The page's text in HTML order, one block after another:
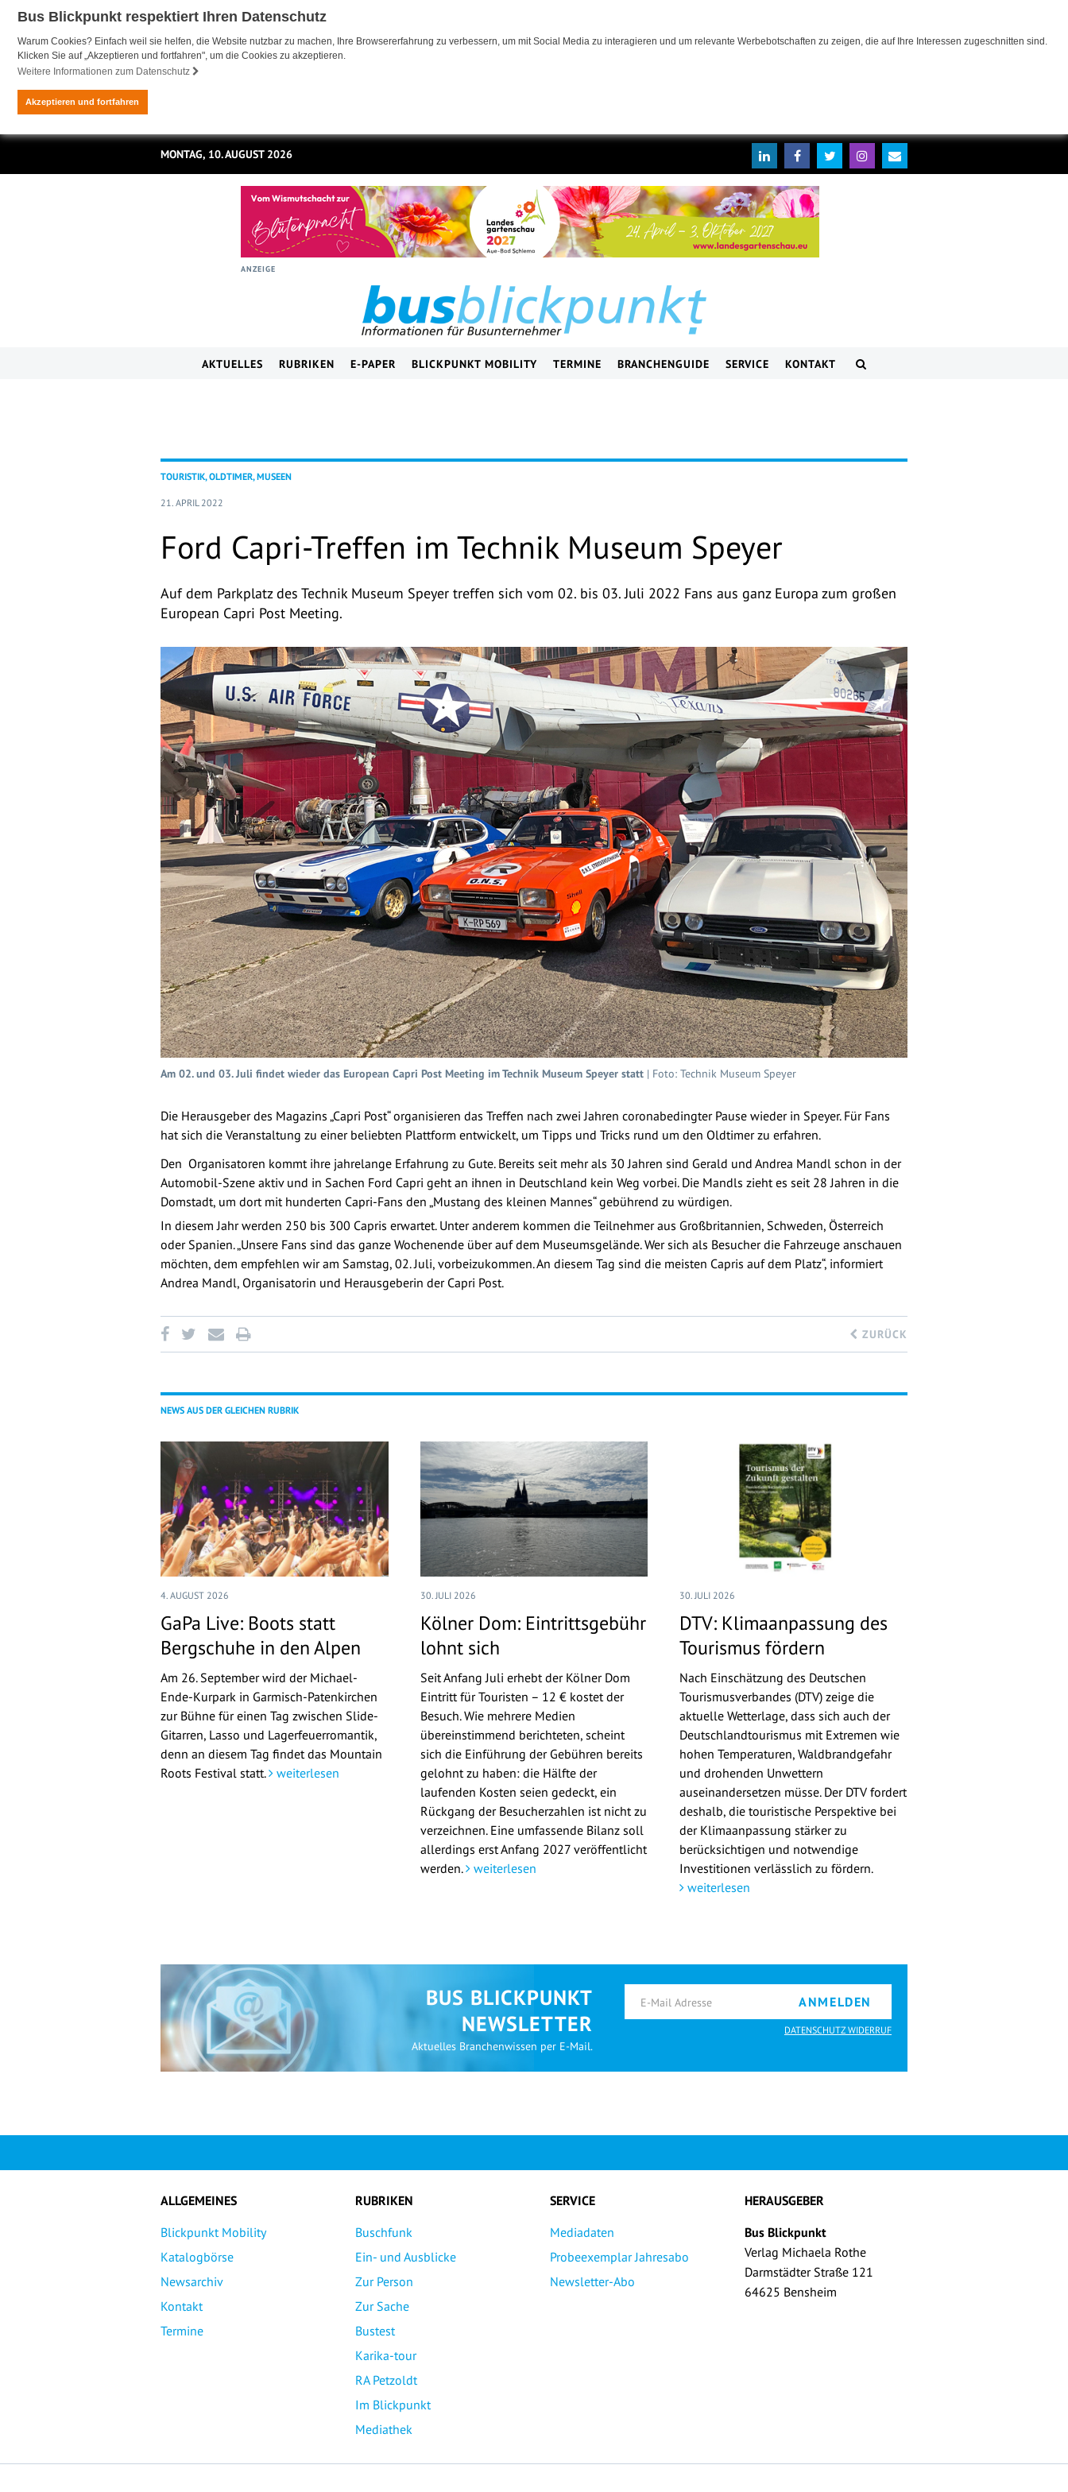
Bus Blickpunkt respektiert Ihren Datenschutz
Warum Cookies? Einfach weil sie helfen, die Website nutzbar zu machen, Ihre Browsererfahrung zu verbessern, um mit Social Media zu interagieren und um relevante Werbebotschaften zu zeigen, die auf Ihre Interessen zugeschnitten sind.
Klicken Sie auf „Akzeptieren und fortfahren", um die Cookies zu akzeptieren.
Weitere Informationen zum Datenschutz
Akzeptieren und fortfahren
MONTAG, 10. AUGUST 2026
ANZEIGE
AKTUELLES RUBRIKEN E-PAPER BLICKPUNKT MOBILITY TERMINE BRANCHENGUIDE SERVICE KONTAKT
TOURISTIK, OLDTIMER, MUSEEN
21. APRIL 2022
Ford Capri-Treffen im Technik Museum Speyer
Auf dem Parkplatz des Technik Museum Speyer treffen sich vom 02. bis 03. Juli 2022 Fans aus ganz Europa zum großen
European Capri Post Meeting.
Am 02. und 03. Juli findet wieder das European Capri Post Meeting im Technik Museum Speyer statt | Foto: Technik Museum Speyer
Die Herausgeber des Magazins „Capri Post“ organisieren das Treffen nach zwei Jahren coronabedingter Pause wieder in Speyer. Für Fans
hat sich die Veranstaltung zu einer beliebten Plattform entwickelt, um Tipps und Tricks rund um den Oldtimer zu erfahren.
Den Organisatoren kommt ihre jahrelange Erfahrung zu Gute. Bereits seit mehr als 30 Jahren sind Gerald und Andrea Mandl schon in der
Automobil-Szene aktiv und in Sachen Ford Capri geht an ihnen in Deutschland kein Weg vorbei. Die Mandls zieht es seit 28 Jahren in die
Domstadt, um dort mit hunderten Capri-Fans den „Mustang des kleinen Mannes“ gebührend zu würdigen.
In diesem Jahr werden 250 bis 300 Capris erwartet. Unter anderem kommen die Teilnehmer aus Großbritannien, Schweden, Österreich
oder Spanien. „Unsere Fans sind das ganze Wochenende über auf dem Museumsgelände. Wer sich als Besucher die Fahrzeuge anschauen
möchten, dem empfehlen wir am Samstag, 02. Juli, vorbeizukommen. An diesem Tag sind die meisten Capris auf dem Platz“, informiert
Andrea Mandl, Organisatorin und Herausgeberin der Capri Post.
ZURÜCK
NEWS AUS DER GLEICHEN RUBRIK
4. AUGUST 2026
GaPa Live: Boots statt
Bergschuhe in den Alpen
Am 26. September wird der Michael-
Ende-Kurpark in Garmisch-Patenkirchen
zur Bühne für einen Tag zwischen Slide-
Gitarren, Lasso und Lagerfeuerromantik,
denn an diesem Tag findet das Mountain
Roots Festival statt.
weiterlesen
30. JULI 2026
Kölner Dom: Eintrittsgebühr
lohnt sich
Seit Anfang Juli erhebt der Kölner Dom
Eintritt für Touristen – 12 € kostet der
Besuch. Wie mehrere Medien
übereinstimmend berichteten, scheint
sich die Einführung der Gebühren bereits
gelohnt zu haben: die Hälfte der
laufenden Kosten seien gedeckt, ein
Rückgang der Besucherzahlen ist nicht zu
verzeichnen. Eine umfassende Bilanz soll
allerdings erst Anfang 2027 veröffentlicht
werden. weiterlesen
30. JULI 2026
DTV: Klimaanpassung des
Tourismus fördern
Nach Einschätzung des Deutschen
Tourismusverbandes (DTV) zeige die
aktuelle Wetterlage, dass sich auch der
Deutschlandtourismus mit Extremen wie
hohen Temperaturen, Waldbrandgefahr
und drohenden Unwettern
auseinandersetzen müsse. Der DTV fordert
deshalb, die touristische Perspektive bei
der Klimaanpassung stärker zu
berücksichtigen und notwendige
Investitionen verlässlich zu fördern.
weiterlesen
BUS BLICKPUNKT
NEWSLETTER
Aktuelles Branchenwissen per E-Mail.
ANMELDEN
DATENSCHUTZ WIDERRUF
ALLGEMEINES
Blickpunkt Mobility
Katalogbörse
Newsarchiv
Kontakt
Termine
RUBRIKEN
Buschfunk
Ein- und Ausblicke
Zur Person
Zur Sache
Bustest
Karika-tour
RA Petzoldt
Im Blickpunkt
Mediathek
SERVICE
Mediadaten
Probeexemplar Jahresabo
Newsletter-Abo
HERAUSGEBER
Bus Blickpunkt
Verlag Michaela Rothe
Darmstädter Straße 121
64625 Bensheim